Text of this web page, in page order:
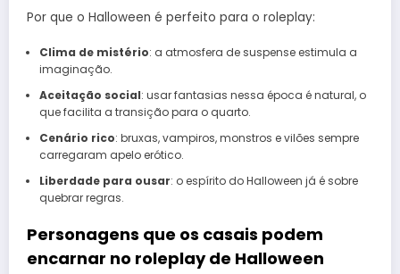
Por que o Halloween é perfeito para o roleplay:
Clima de mistério: a atmosfera de suspense estimula a
imaginação.
Aceitação social: usar fantasias nessa época é natural, o
que facilita a transição para o quarto.
Cenário rico: bruxas, vampiros, monstros e vilões sempre
carregaram apelo erótico.
Liberdade para ousar: o espírito do Halloween já é sobre
quebrar regras.
Personagens que os casais podem
encarnar no roleplay de Halloween